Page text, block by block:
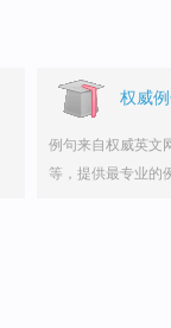
权威
例句来自权威英文
等，提供最专业的